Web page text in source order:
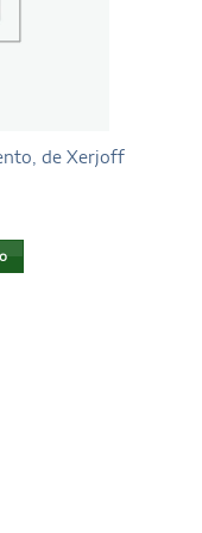
de Xerjoff